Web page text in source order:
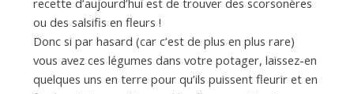
recette d’aujourd’hui est de trouver des scorsonères
ou des salsifis en fleurs !
Donc si par hasard (car c’est de plus en plus rare)
vous avez ces légumes dans votre potager, laissez-en
quelques uns en terre pour qu’ils puissent fleurir et en